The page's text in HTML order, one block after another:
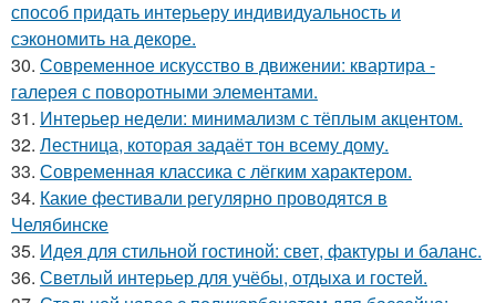
способ придать интерьеру индивидуальность и
сэкономить на декоре.
30. Современное искусство в движении: квартира -
галерея с поворотными элементами.
31. Интерьер недели: минимализм с тёплым акцентом.
32. Лестница, которая задаёт тон всему дому.
33. Современная классика с лёгким характером.
34. Какие фестивали регулярно проводятся в
Челябинске
35. Идея для стильной гостиной: свет, фактуры и баланс.
36. Светлый интерьер для учёбы, отдыха и гостей.